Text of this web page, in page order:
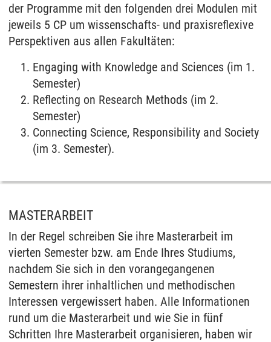
der Programme mit den folgenden drei Modulen mit
jeweils 5 CP um wissenschafts- und praxisreflexive
Perspektiven aus allen Fakultäten:
Engaging with Knowledge and Sciences (im 1.
Semester)
Reflecting on Research Methods (im 2.
Semester)
Connecting Science, Responsibility and Society
(im 3. Semester).
MASTERARBEIT
In der Regel schreiben Sie ihre Master­arbeit im
vierten Semester bzw. am Ende Ihres Studiums,
nach­dem Sie sich in den voran­gegangenen
Semestern ihrer inhalt­lichen und methodischen
Interessen ver­gewissert haben. Alle Informationen
rund um die Master­arbeit und wie Sie in fünf
Schritten Ihre Master­arbeit organisieren, haben wir